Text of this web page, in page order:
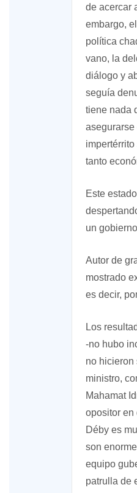
de acercar
embargo,
política
vano, la
diálogo y
seguía
tiene nada
tanto
Este
un
Autor de
mostrado
es decir,
Los
-no hubo
no hicieron
ministro,
Mahamat
opositor en
Déby es
son
equipo
patrulla de